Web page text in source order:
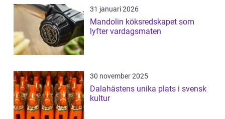
31 januari 2026
Mandolin köksredskapet som
lyfter vardagsmaten
30 november 2025
Dalahästens unika plats i svensk
kultur